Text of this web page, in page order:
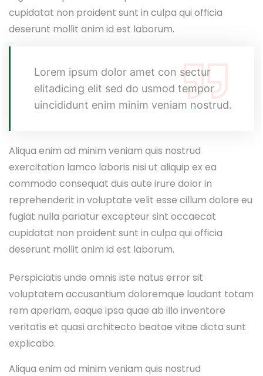
cupidatat non proident sunt in culpa qui officia
deserunt mollit anim id est laborum.
Lorem ipsum dolor amet con sectur
elitadicing elit sed do usmod tempor
uincididunt enim minim veniam nostrud.
Aliqua enim ad minim veniam quis nostrud
exercitation lamco laboris nisi ut aliquip ex ea
commodo consequat duis aute irure dolor in
reprehenderit in voluptate velit esse cillum dolore eu
fugiat nulla pariatur excepteur sint occaecat
cupidatat non proident sunt in culpa qui officia
deserunt mollit anim id est laborum.
Perspiciatis unde omnis iste natus error sit
voluptatem accusantium doloremque laudant totam
rem aperiam, eaque ipsa quae ab illo inventore
veritatis et quasi architecto beatae vitae dicta sunt
explicabo.
Aliqua enim ad minim veniam quis nostrud